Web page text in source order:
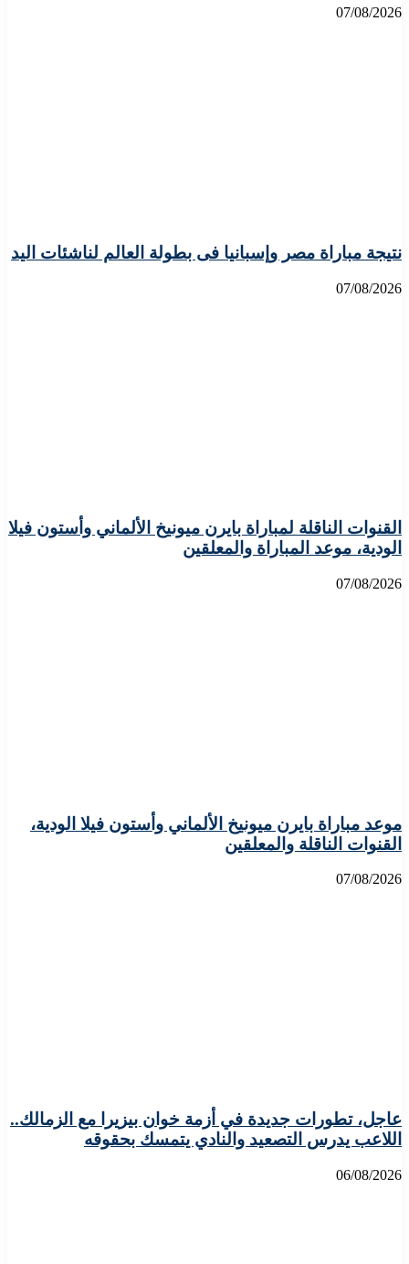
07/08/2026
نتيجة مباراة مصر وإسبانيا فى بطولة العالم لناشئات اليد
07/08/2026
القنوات الناقلة لمباراة بايرن ميونيخ الألماني وأستون فيلا
الودية، موعد المباراة والمعلقين
07/08/2026
موعد مباراة بايرن ميونيخ الألماني وأستون فيلا الودية،
القنوات الناقلة والمعلقين
07/08/2026
عاجل، تطورات جديدة في أزمة خوان بيزيرا مع الزمالك..
اللاعب يدرس التصعيد والنادي يتمسك بحقوقه
06/08/2026